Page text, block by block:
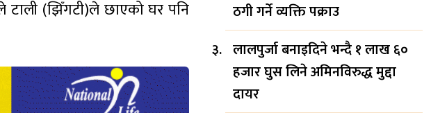
टाली (झिँगटी)ले छाएको घर पनि
ठगी गर्ने व्यक्ति पक्राउ
लालपुर्जा बनाइदिने भन्दै १ लाख ६०
हजार घुस लिने अमिनविरुद्ध मुद्दा
दायर